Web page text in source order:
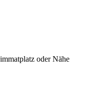
oder Nähe